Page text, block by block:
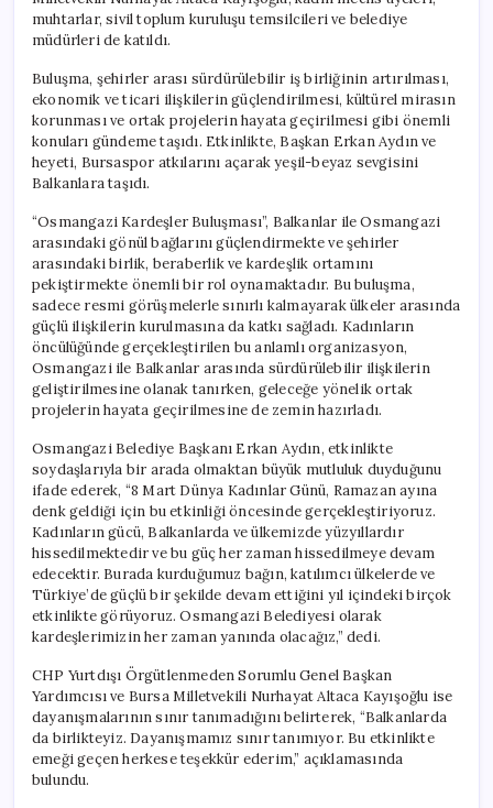
muhtarlar, sivil toplum kuruluşu temsilcileri ve belediye
müdürleri de katıldı.
Buluşma, şehirler arası sürdürülebilir iş birliğinin artırılması,
ekonomik ve ticari ilişkilerin güçlendirilmesi, kültürel mirasın
korunması ve ortak projelerin hayata geçirilmesi gibi önemli
konuları gündeme taşıdı. Etkinlikte, Başkan Erkan Aydın ve
heyeti, Bursaspor atkılarını açarak yeşil-beyaz sevgisini
Balkanlara taşıdı.
“Osmangazi Kardeşler Buluşması”, Balkanlar ile Osmangazi
arasındaki gönül bağlarını güçlendirmekte ve şehirler
arasındaki birlik, beraberlik ve kardeşlik ortamını
pekiştirmekte önemli bir rol oynamaktadır. Bu buluşma,
sadece resmi görüşmelerle sınırlı kalmayarak ülkeler arasında
güçlü ilişkilerin kurulmasına da katkı sağladı. Kadınların
öncülüğünde gerçekleştirilen bu anlamlı organizasyon,
Osmangazi ile Balkanlar arasında sürdürülebilir ilişkilerin
geliştirilmesine olanak tanırken, geleceğe yönelik ortak
projelerin hayata geçirilmesine de zemin hazırladı.
Osmangazi Belediye Başkanı Erkan Aydın, etkinlikte
soydaşlarıyla bir arada olmaktan büyük mutluluk duyduğunu
ifade ederek, “8 Mart Dünya Kadınlar Günü, Ramazan ayına
denk geldiği için bu etkinliği öncesinde gerçekleştiriyoruz.
Kadınların gücü, Balkanlarda ve ülkemizde yüzyıllardır
hissedilmektedir ve bu güç her zaman hissedilmeye devam
edecektir. Burada kurduğumuz bağın, katılımcı ülkelerde ve
Türkiye’de güçlü bir şekilde devam ettiğini yıl içindeki birçok
etkinlikte görüyoruz. Osmangazi Belediyesi olarak
kardeşlerimizin her zaman yanında olacağız,” dedi.
CHP Yurtdışı Örgütlenmeden Sorumlu Genel Başkan
Yardımcısı ve Bursa Milletvekili Nurhayat Altaca Kayışoğlu ise
dayanışmalarının sınır tanımadığını belirterek, “Balkanlarda
da birlikteyiz. Dayanışmamız sınır tanımıyor. Bu etkinlikte
emeği geçen herkese teşekkür ederim,” açıklamasında
bulundu.